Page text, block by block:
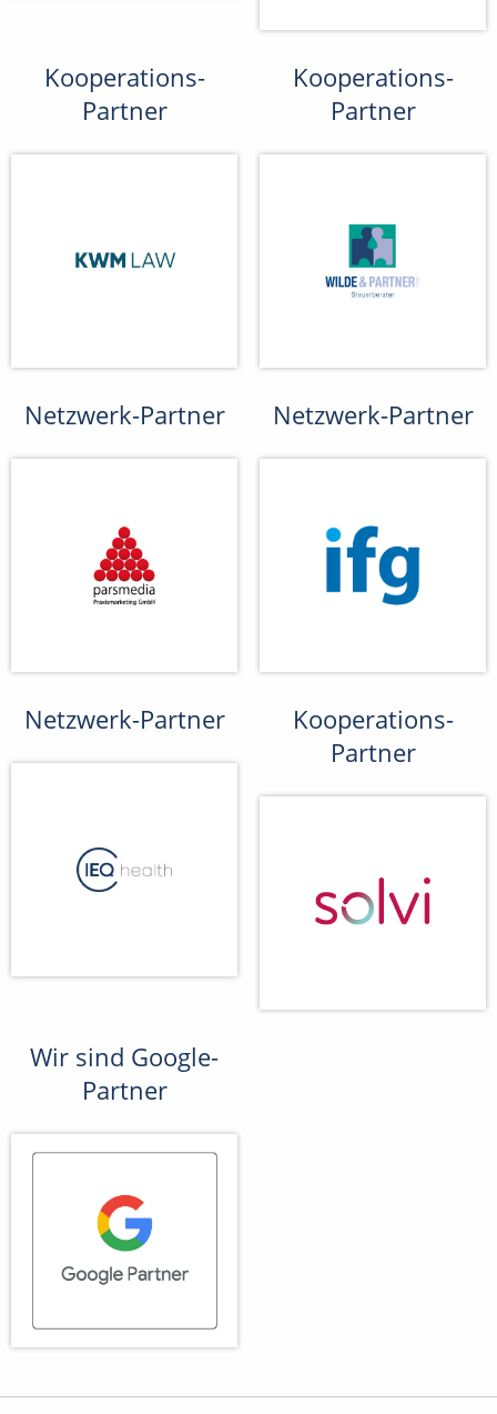
Kooperations-
Partner
Kooperations-
Partner
Netzwerk-Partner Netzwerk-Partner
Netzwerk-Partner
Kooperations-
Partner
Wir sind Google-
Partner